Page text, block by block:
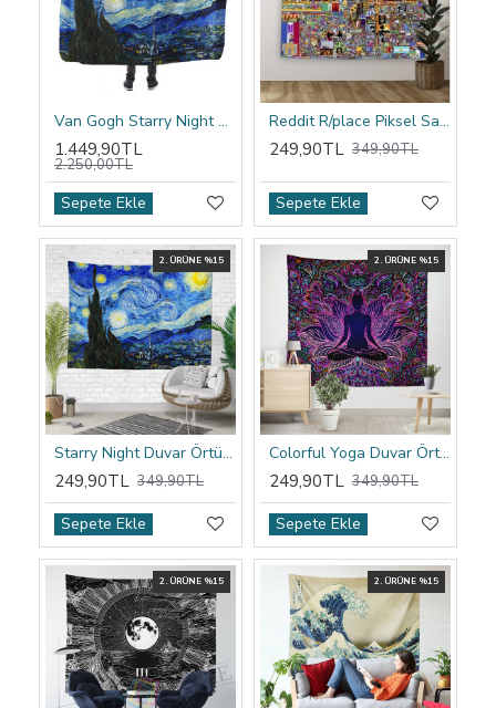
Van Gogh Starry Night Kapşonlu Battaniye
1.449,90TL
2.250,00TL
Sepete Ekle
Reddit R/place Piksel Sanatı Duvar Örtüsü
249,90TL 349,90TL
Sepete Ekle
2. ÜRÜNE %15
Starry Night Duvar Örtüsü
249,90TL 349,90TL
Sepete Ekle
2. ÜRÜNE %15
Colorful Yoga Duvar Örtüsü
249,90TL 349,90TL
Sepete Ekle
2. ÜRÜNE %15 2. ÜRÜNE %15